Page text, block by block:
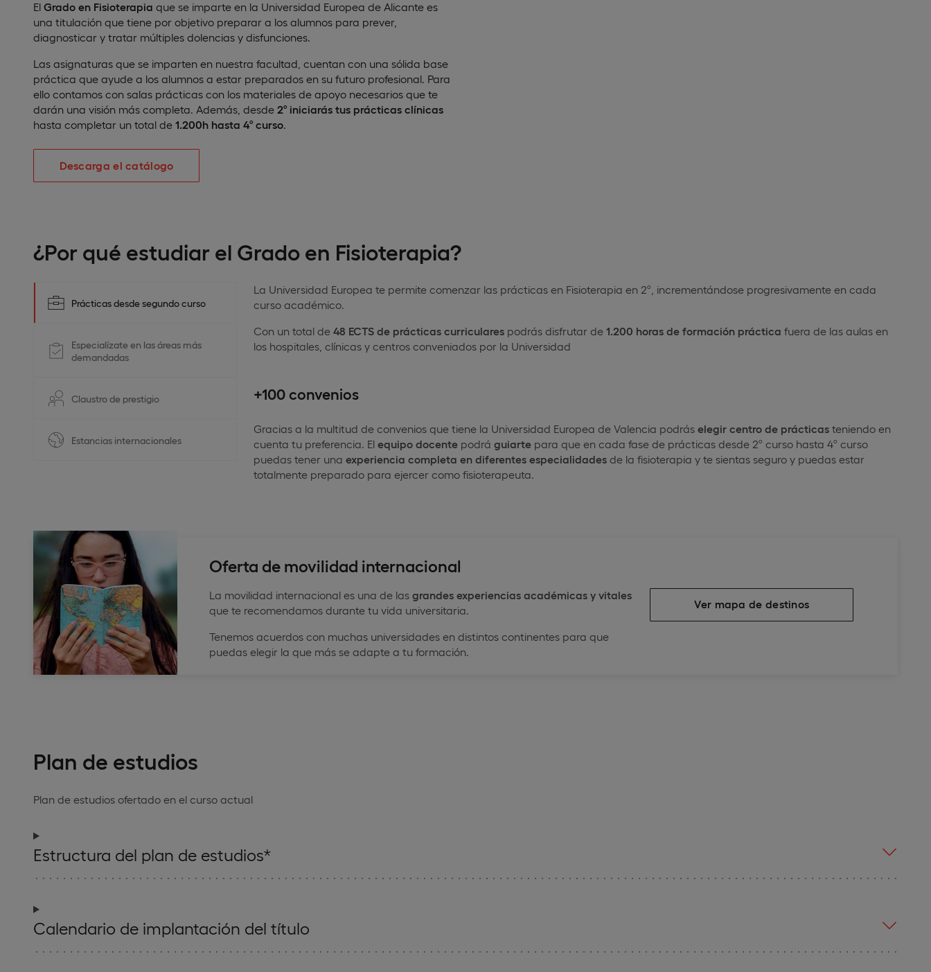
El Grado en Fisioterapia que se imparte en la Universidad Europea de Alicante es
una titulación que tiene por objetivo preparar a los alumnos para prever,
diagnosticar y tratar múltiples dolencias y disfunciones.
Las asignaturas que se imparten en nuestra facultad, cuentan con una sólida base
práctica que ayude a los alumnos a estar preparados en su futuro profesional. Para
ello contamos con salas prácticas con los materiales de apoyo necesarios que te
darán una visión más completa. Además, desde 2º iniciarás tus prácticas clínicas
hasta completar un total de 1.200h hasta 4º curso.
Descarga el catálogo
¿Por qué estudiar el Grado en Fisioterapia?
Prácticas desde segundo curso
Especialízate en las áreas más
demandadas
Claustro de prestigio
Estancias internacionales
La Universidad Europea te permite comenzar las prácticas en Fisioterapia en 2º, incrementándose progresivamente en cada
curso académico.
Con un total de 48 ECTS de prácticas curriculares podrás disfrutar de 1.200 horas de formación práctica fuera de las aulas en
los hospitales, clínicas y centros conveniados por la Universidad
+100 convenios
Gracias a la multitud de convenios que tiene la Universidad Europea de Valencia podrás elegir centro de prácticas teniendo en
cuenta tu preferencia. El equipo docente podrá guiarte para que en cada fase de prácticas desde 2º curso hasta 4º curso
puedas tener una experiencia completa en diferentes especialidades de la fisioterapia y te sientas seguro y puedas estar
totalmente preparado para ejercer como fisioterapeuta.
Oferta de movilidad internacional
La movilidad internacional es una de lasgrandes experiencias académicas y vitales
que te recomendamos durante tu vida universitaria.
Tenemos acuerdos con muchas universidades en distintos continentes para que
puedas elegir la que más se adapte a tu formación.
Ver mapa de destinos
Plan de estudios
Plan de estudios ofertado en el curso actual
Estructura del plan de estudios*
Calendario de implantación del título